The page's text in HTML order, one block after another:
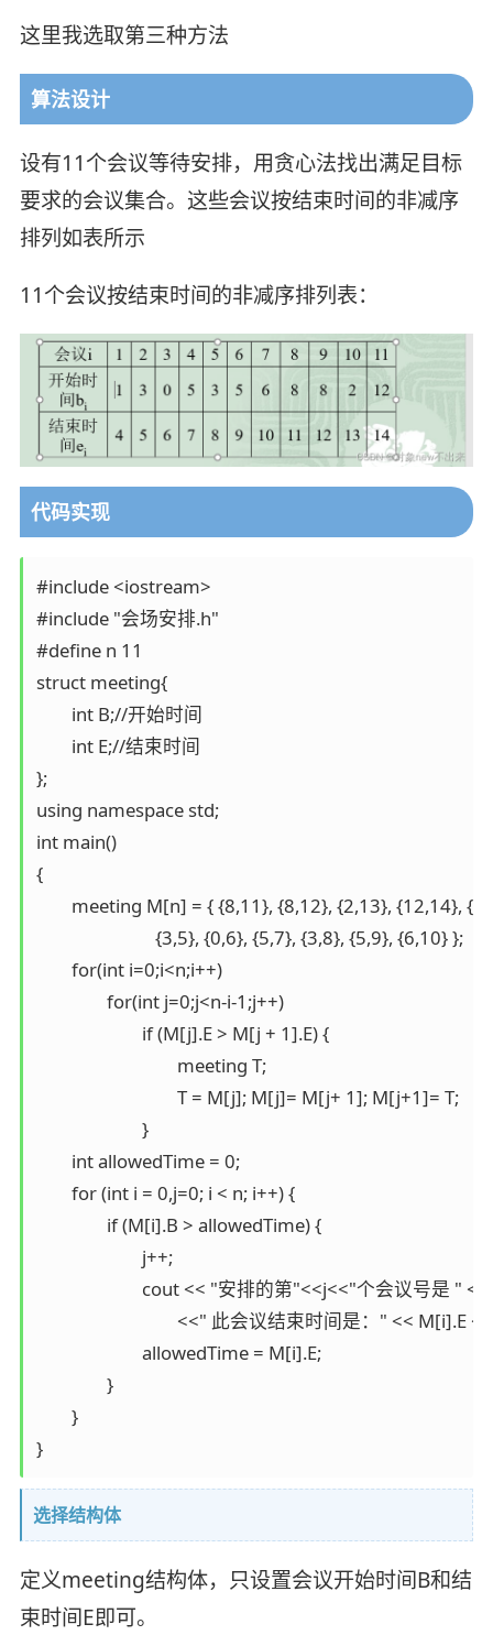
这里我选取第三种方法
算法设计
设有11个会议等待安排，用贪心法找出满足目标
要求的会议集合。这些会议按结束时间的非减序
排列如表所示
11个会议按结束时间的非减序排列表：
代码实现
#include <iostream>
#include "会场安排.h"
#define n 11
struct meeting{
};
using namespace std;
int main()
{
}
选择结构体
定义meeting结构体，只设置会议开始时间B和结
束时间E即可。